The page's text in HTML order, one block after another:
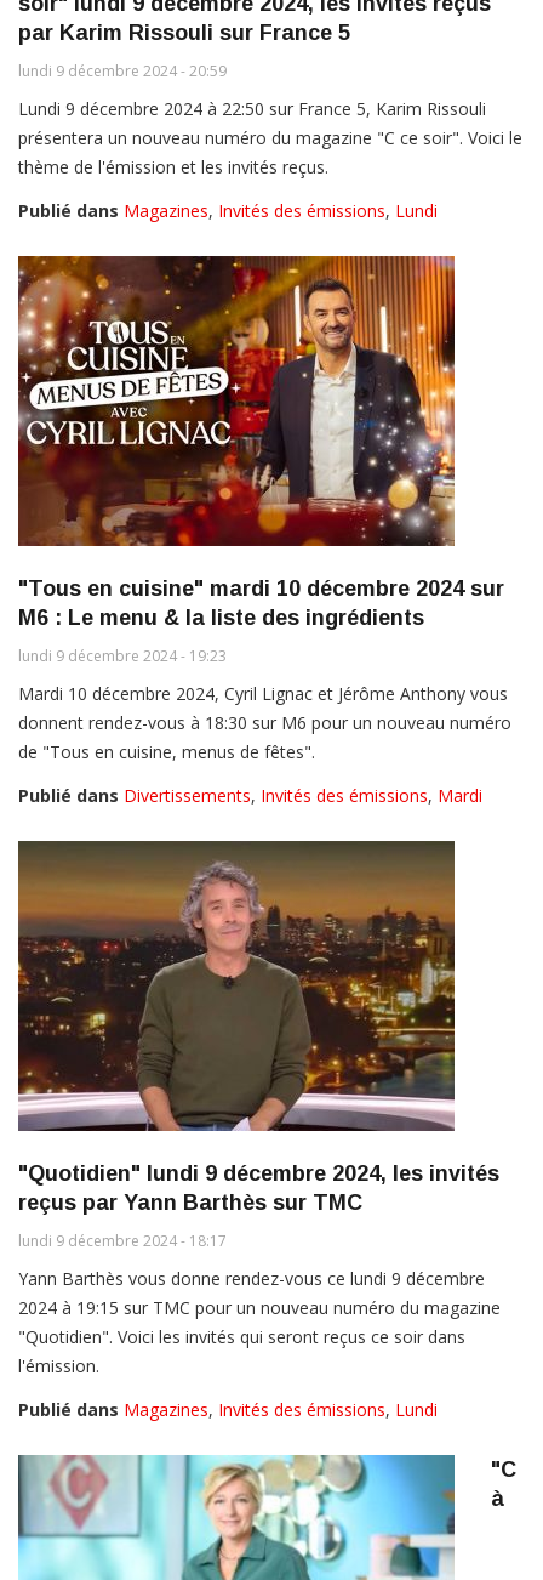
par Karim Rissouli sur France 5
lundi 9 décembre 2024 - 20:59
Lundi 9 décembre 2024 à 22:50 sur France 5, Karim Rissouli
présentera un nouveau numéro du magazine "C ce soir". Voici le
thème de l'émission et les invités reçus.
Publié dans Magazines, Invités des émissions, Lundi
"Tous en cuisine" mardi 10 décembre 2024 sur
M6 : Le menu & la liste des ingrédients
lundi 9 décembre 2024 - 19:23
Mardi 10 décembre 2024, Cyril Lignac et Jérôme Anthony vous
donnent rendez-vous à 18:30 sur M6 pour un nouveau numéro
de "Tous en cuisine, menus de fêtes".
Publié dans Divertissements, Invités des émissions, Mardi
"Quotidien" lundi 9 décembre 2024, les invités
reçus par Yann Barthès sur TMC
lundi 9 décembre 2024 - 18:17
Yann Barthès vous donne rendez-vous ce lundi 9 décembre
2024 à 19:15 sur TMC pour un nouveau numéro du magazine
"Quotidien". Voici les invités qui seront reçus ce soir dans
l'émission.
Publié dans Magazines, Invités des émissions, Lundi
"C
à